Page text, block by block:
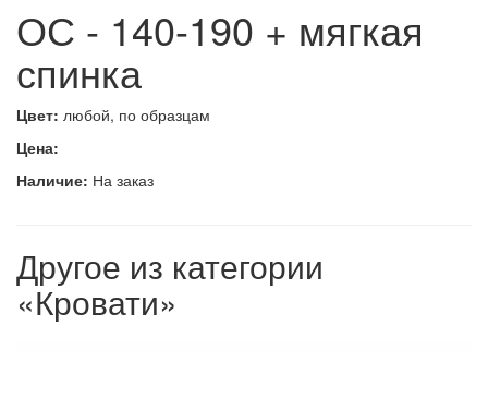
ОС - 140-190 + мягкая
спинка
Цвет: любой, по образцам
Цена:
Наличие: На заказ
Другое из категории
«Кровати»